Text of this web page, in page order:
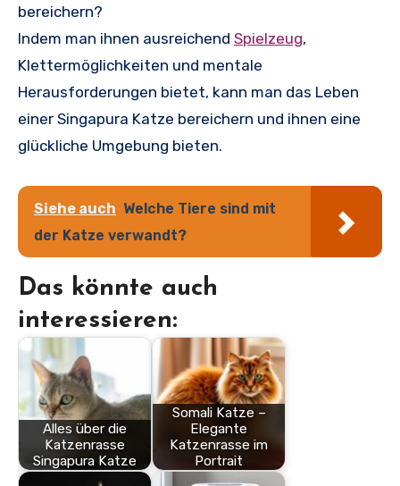
bereichern?
Indem man ihnen ausreichend Spielzeug,
Klettermöglichkeiten und mentale
Herausforderungen bietet, kann man das Leben
einer Singapura Katze bereichern und ihnen eine
glückliche Umgebung bieten.
Siehe auch Welche Tiere sind mit
der Katze verwandt?
Das könnte auch
interessieren:
Alles über die
Katzenrasse
Singapura Katze
Somali Katze –
Elegante
Katzenrasse im
Portrait